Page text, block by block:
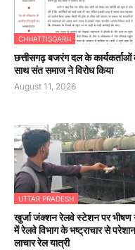
CHHATTISGARH
छत्तीसगढ़ बजरंग दल के
साथ संत समाज ने विरोध किया
August 11, 2026
UTTAR PRADESH
खुर्जा जंक्शन रेलवे स्टेशन पर भीषण
में रेलवे विभाग के भष्ट्राचार से
लाचार रेल यात्री